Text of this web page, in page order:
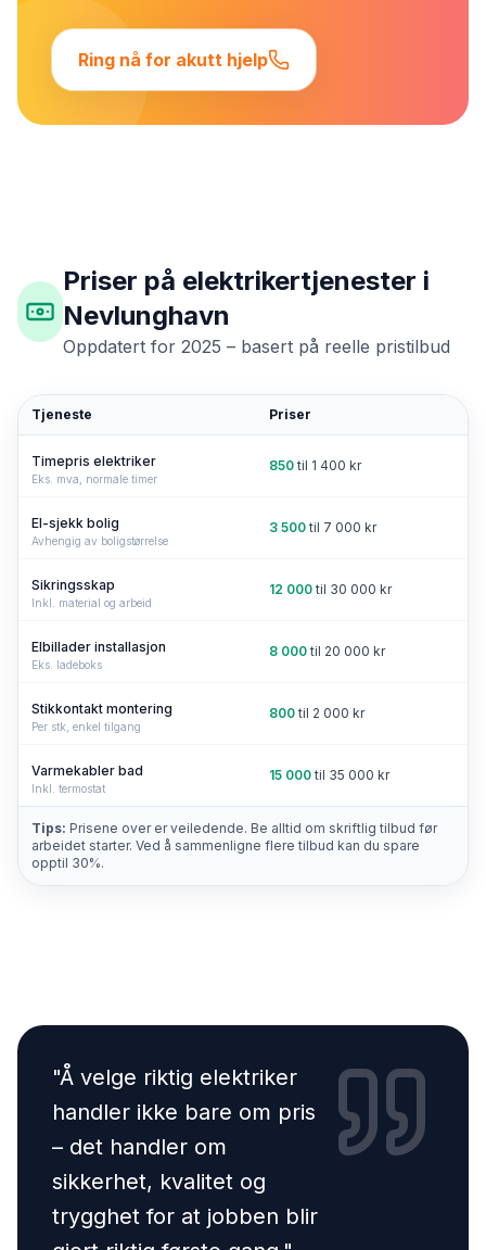
Ring nå for akutt hjelp
Priser på elektrikertjenester i
Nevlunghavn
Oppdatert for 2025 – basert på reelle pristilbud
Tjeneste Priser
Timepris elektriker
Eks. mva, normale timer
850 til 1 400 kr
El-sjekk bolig
Avhengig av boligstørrelse
3 500 til 7 000 kr
Sikringsskap
Inkl. material og arbeid
12 000 til 30 000 kr
Elbillader installasjon
Eks. ladeboks
8 000 til 20 000 kr
Stikkontakt montering
Per stk, enkel tilgang
800 til 2 000 kr
Varmekabler bad
Inkl. termostat
15 000 til 35 000 kr
Tips: Prisene over er veiledende. Be alltid om skriftlig tilbud før
arbeidet starter. Ved å sammenligne flere tilbud kan du spare
opptil 30%.
"Å velge riktig elektriker
handler ikke bare om pris
– det handler om
sikkerhet, kvalitet og
trygghet for at jobben blir